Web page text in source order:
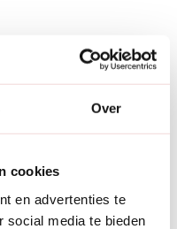
Over
cookies
en advertenties te
social media te bieden